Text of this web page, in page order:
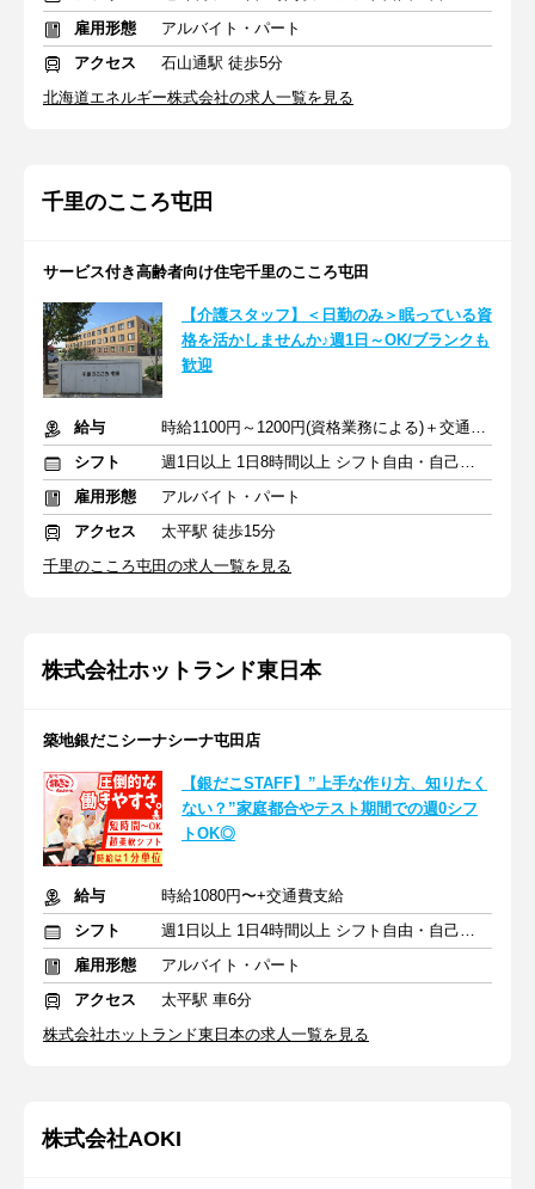
雇用形態
アルバイト・パート
アクセス
石山通駅 徒歩5分
北海道エネルギー株式会社の求人一覧を見る
千里のこころ屯田
サービス付き高齢者向け住宅千里のこころ屯田
【介護スタッフ】＜日勤のみ＞眠っている資
格を活かしませんか♪週1日～OK/ブランクも
歓迎
給与
時給1100円～1200円(資格業務による)＋交通費全額支給
シフト
週1日以上 1日8時間以上 シフト自由・自己申告
雇用形態
アルバイト・パート
アクセス
太平駅 徒歩15分
千里のこころ屯田の求人一覧を見る
株式会社ホットランド東日本
築地銀だこシーナシーナ屯田店
【銀だこSTAFF】”上手な作り方、知りたく
ない？”家庭都合やテスト期間での週0シフ
トOK◎
給与
時給1080円〜+交通費支給
シフト
週1日以上 1日4時間以上 シフト自由・自己申告
雇用形態
アルバイト・パート
アクセス
太平駅 車6分
株式会社ホットランド東日本の求人一覧を見る
株式会社AOKI